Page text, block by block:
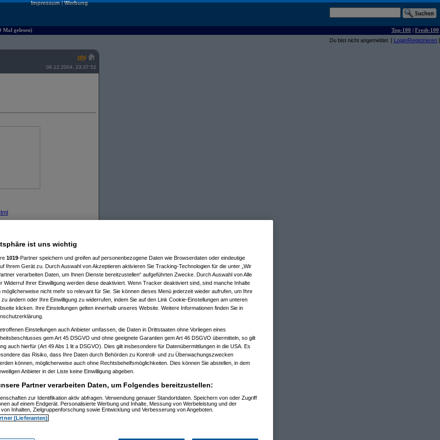
Impressum|Werbung
Mal gelesen) Top-100 | Fresh-100
Du bist nicht angemeldet. [ Login/Registrieren ]
phj
06.12.2004, 23:37:52
ist uns wichtig
1019-Partner speichern und greifen auf personenbezogene Daten wie Browserdaten oder eindeutige
Ihrem Gerät zu. Durch Auswahl von Akzeptieren aktivieren Sie Tracking-Technologien für die unter „Wir
verarbeiten Daten, um Ihnen Dienste bereitzustellen“ aufgeführten Zwecke. Durch Auswahl von Alle
Widerruf Ihrer Einwilligung werden diese deaktiviert. Wenn Tracker deaktiviert sind, sind manche Inhalte
möglicherweise nicht mehr so relevant für Sie. Sie können dieses Menü jederzeit wieder aufrufen, um Ihre
zu ändern oder Ihre Einwilligung zu widerrufen, indem Sie auf den Link Cookie-Einstellungen am unteren
klicken. Ihre Einstellungen gelten innerhalb unseres Website. Weitere Informationen finden Sie in
Einstellungen auch Anbieter umfassen, die Daten in Drittstaaten ohne Vorliegen eines
gem Art 45 DSGVO und ohne geeignete Garantien gem Art 46 DSGVO übermitteln, so gilt
auch hierfür (Art 49 Abs 1 lit a DSGVO). Dies gilt insbesondere für Datenübermittlungen in die USA. Es
das Risiko, dass Ihre Daten durch Behörden zu Kontroll- und zu Überwachungszwecken
können, möglicherweise auch ohne Rechtsbehelfsmöglichkeiten. Dies können Sie abstellen, in dem
Anbieter in der Liste keine Einwilligung abgeben.
Partner verarbeiten Daten, um Folgendes bereitzustellen:
zur Identifikation aktiv abfragen. Verwendung genauer Standortdaten. Speichern von oder Zugriff
auf einem Endgerät. Personalisierte Werbung und Inhalte, Messung von Werbeleistung und der
Inhalten, Zielgruppenforschung sowie Entwicklung und Verbesserung von Angeboten.
(Lieferanten)